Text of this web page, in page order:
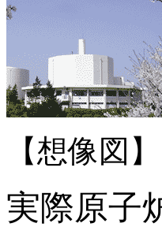
【想像図】
実際原子